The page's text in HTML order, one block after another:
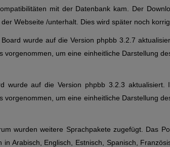
mit der Datenbank kam. Der
Webseite /unterhalt. Dies wird später noch
Board wurde auf die Version phpbb 3.2.7
vorgenommen, um eine einheitliche Darstellung
wurde auf die Version phpbb 3.2.3
vorgenommen, um eine einheitliche Darstellung
wurden weitere Sprachpakete zugefügt. Das
in Arabisch, Englisch, Estnisch, Spanisch,